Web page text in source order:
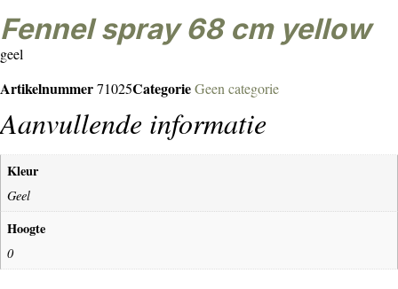
fennel spray 68 cm yellow
geel
Artikelnummer71025CategorieGeen categorie
Aanvullende informatie
Kleur
Geel
Hoogte
0